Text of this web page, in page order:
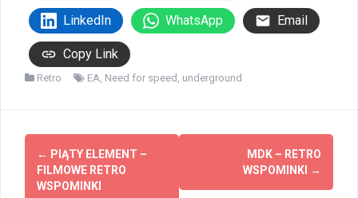
LinkedIn WhatsApp Email
Copy Link
Retro EA Need for speed underground
Zobacz
wpisy
← PIĄTY ELEMENT –
FILMOWE RETRO
WSPOMINKI
MDK – RETRO
WSPOMINKI
→